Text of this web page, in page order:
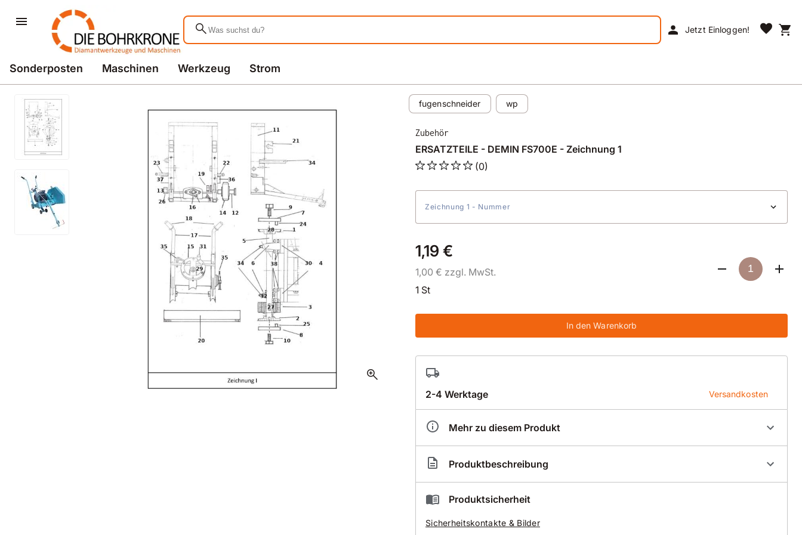
search person Jetzt Einloggen! favorite shopping_cart
Sonderposten Maschinen Werkzeug Strom
zoom_in
fugenschneider wp
Zubehör
ERSATZTEILE - DEMIN FS700E - Zeichnung 1
(0)
Zeichnung 1 - Nummer
1,19 €
1,00 € zzgl. MwSt.
1 St
In den Warenkorb
2-4 Werktage Versandkosten
Mehr zu diesem Produkt
Artikelnummer DX100000
Produktbeschreibung
Ersatzteile - Demin FS700E - Zeichnung 1
Produktsicherheit
Sicherheitskontakte & Bilder